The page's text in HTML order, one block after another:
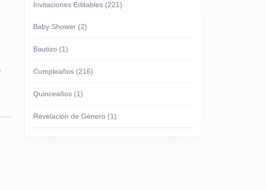
Invitaciones Editables (221)
Baby Shower (2)
Bautizo (1)
Cumpleaños (216)
Quinceaños (1)
Revelación de Género (1)